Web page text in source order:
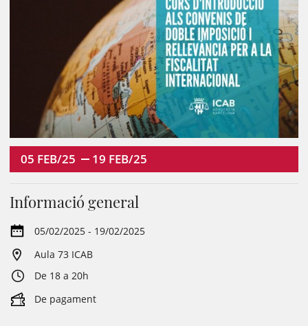
05 FEB/25 19 FEB/25
Informació general
05/02/2025 - 19/02/2025
Aula 73 ICAB
De 18 a 20h
De pagament